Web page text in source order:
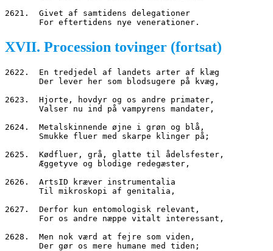
2621.  Givet af samtidens delegationer
       For eftertidens nye venerationer.
XVII. Procession tovinger (fortsat)
2622.  En tredjedel af landets arter af klæg
       Der lever her som blodsugere på kvæg,
2623.  Hjorte, hovdyr og os andre primater,
       Valser nu ind på vampyrens mandater,
2624.  Metalskinnende øjne i grøn og blå,
       Smukke fluer med skarpe klinger på;
2625.  Kødfluer, grå, glatte til ådelsfester,
       Æggetyve og blodige redegæster,
2626.  ArtsID kræver instrumentalia
       Til mikroskopi af genitalia,
2627.  Derfor kun entomologisk relevant,
       For os andre næppe vitalt interessant,
2628.  Men nok værd at fejre som viden,
       Der gør os mere humane med tiden;